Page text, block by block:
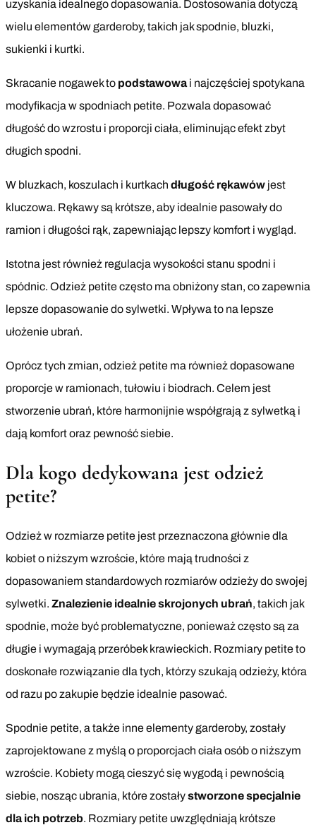
uzyskania idealnego dopasowania. Dostosowania dotyczą
wielu elementów garderoby, takich jak spodnie, bluzki,
sukienki i kurtki.
Skracanie nogawek to podstawowai najczęściej spotykana
modyfikacja w spodniach petite. Pozwala dopasować
długość do wzrostu i proporcji ciała, eliminując efekt zbyt
długich spodni.
W bluzkach, koszulach i kurtkach długość rękawów jest
kluczowa. Rękawy są krótsze, aby idealnie pasowały do
ramion i długości rąk, zapewniając lepszy komfort i wygląd.
Istotna jest również regulacja wysokości stanu spodni i
spódnic. Odzież petite często ma obniżony stan, co zapewnia
lepsze dopasowanie do sylwetki. Wpływa to na lepsze
ułożenie ubrań.
Oprócz tych zmian, odzież petite ma również dopasowane
proporcje w ramionach, tułowiu i biodrach. Celem jest
stworzenie ubrań, które harmonijnie współgrają z sylwetką i
dają komfort oraz pewność siebie.
Dla kogo dedykowana jest odzież
petite?
Odzież w rozmiarze petite jest przeznaczona głównie dla
kobiet o niższym wzroście, które mają trudności z
dopasowaniem standardowych rozmiarów odzieży do swojej
sylwetki. Znalezienie idealnie skrojonych ubrań, takich jak
spodnie, może być problematyczne, ponieważ często są za
długie i wymagają przeróbek krawieckich. Rozmiary petite to
doskonałe rozwiązanie dla tych, którzy szukają odzieży, która
od razu po zakupie będzie idealnie pasować.
Spodnie petite, a także inne elementy garderoby, zostały
zaprojektowane z myślą o proporcjach ciała osób o niższym
wzroście. Kobiety mogą cieszyć się wygodą i pewnością
siebie, nosząc ubrania, które zostałystworzone specjalnie
dla ich potrzeb. Rozmiary petite uwzględniają krótsze